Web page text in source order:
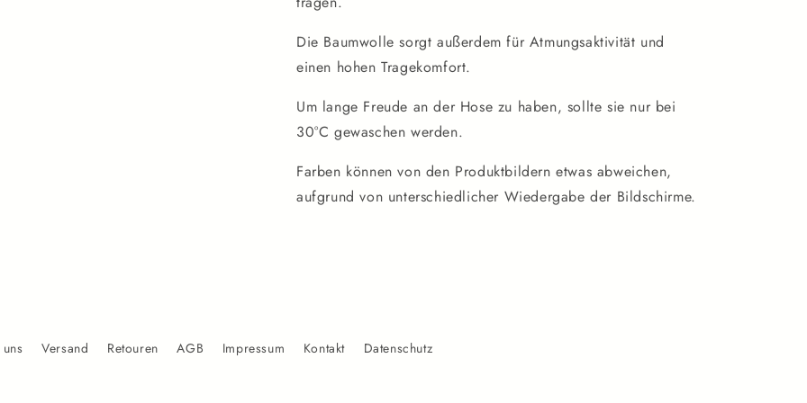
Die Baumwolle sorgt außerdem für Atmungsaktivität und
einen hohen Tragekomfort.
Um lange Freude an der Hose zu haben, sollte sie nur bei
30°C gewaschen werden.
Farben können von den Produktbildern etwas abweichen,
aufgrund von unterschiedlicher Wiedergabe der Bildschirme.
Versand Retouren AGB Impressum Kontakt Datenschutz